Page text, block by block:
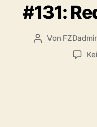
#131:
Beitragsautor
Von